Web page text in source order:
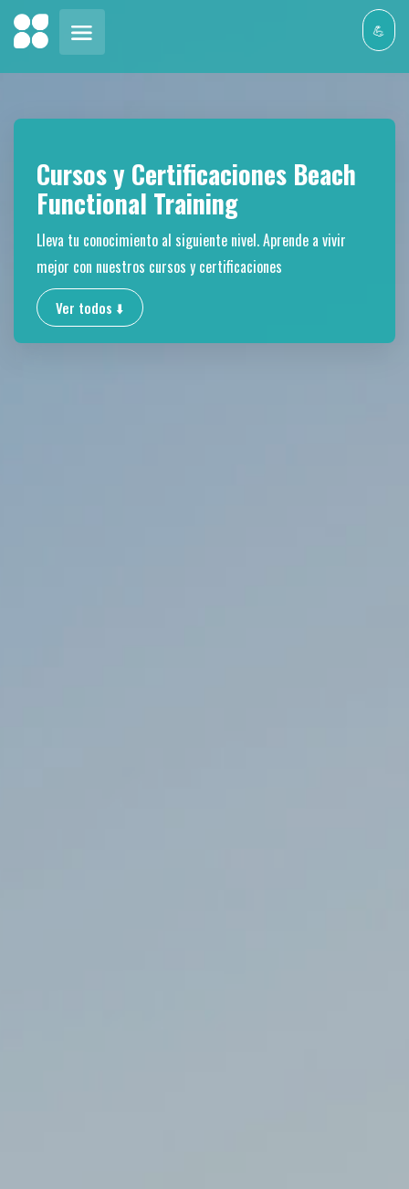
💪
Cursos y Certificaciones Beach
Functional Training
Lleva tu conocimiento al siguiente nivel. Aprende a vivir
mejor con nuestros cursos y certificaciones
Ver todos ⬇️